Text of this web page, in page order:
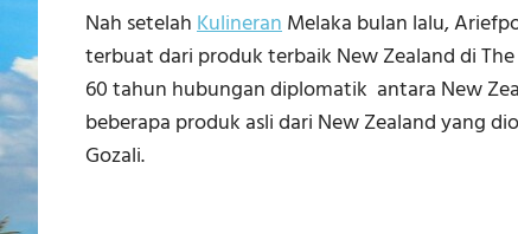
Nah setelahKulineranMelaka bulan lalu,
terbuat dari produk terbaik New Zealand di
60 tahun hubungan diplomatik antara New
beberapa produk asli dari New Zealand yang
Gozali.